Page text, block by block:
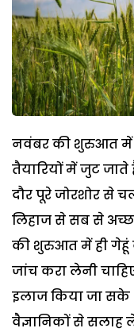
नवंबर की शुरुआत में
तैयारियों में जुट
दौर पूरे जोरशोर से
लिहाज से सब से
की शुरुआत में ही गेहूं
जांच करा लेनी
इलाज किया जा
वैज्ञानिकों से सलाह